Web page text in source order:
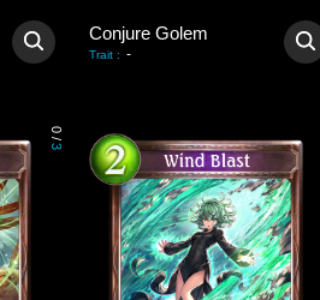
Conjure Golem
Trait : -
0
/
3